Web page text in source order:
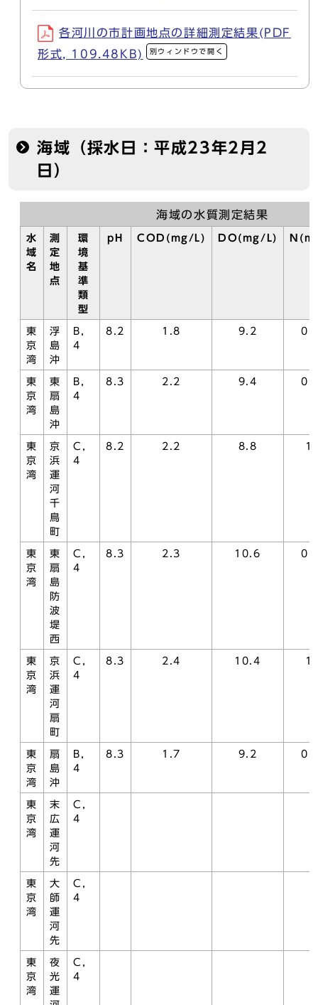
各河川の市計画地点の詳細測定結果(PDF
形式, 109.48KB)
別ウィンドウで開く
海域（採水日：平成23年2月2
日）
海域の水質測定結果
水
域
名
測
定
地
点
環
境
基
準
類
型
pH COD(mg/L) DO(mg/L)
東
京
湾
浮
島
沖
B，
4
8.2 1.8 9.2
東
京
湾
東
扇
島
沖
B，
4
8.3 2.2 9.4
東
京
湾
京
浜
運
河
千
鳥
町
C，
4
8.2 2.2 8.8
東
京
湾
東
扇
島
防
波
堤
西
C，
4
8.3 2.3 10.6
東
京
湾
京
浜
運
河
扇
町
C，
4
8.3 2.4 10.4
東
京
湾
扇
島
沖
B，
4
8.3 1.7 9.2
東
京
湾
末
広
運
河
先
C，
4
東
京
湾
大
師
運
河
先
C，
4
東
京
湾
夜
光
運
C，
4